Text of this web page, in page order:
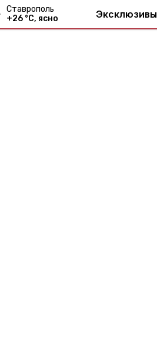
Ставрополь
+26 °С, ясно Эксклюзивы